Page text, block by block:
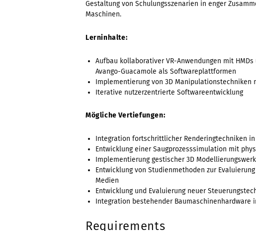
Gestaltung von Schulungsszenarien in enger
Maschinen.
Lerninhalte:
Aufbau kollaborativer VR-Anwendungen mit
Avango-Guacamole als Softwareplattformen
Implementierung von 3D Manipulationstechniken
Iterative nutzerzentrierte Softwareentwicklung
Mögliche Vertiefungen:
Integration fortschrittlicher Renderingtechniken
Entwicklung einer Saugprozesssimulation mit
Implementierung gestischer 3D
Entwicklung von Studienmethoden zur
Medien
Entwicklung und Evaluierung neuer
Integration bestehender Baumaschinenhardware
Requirements